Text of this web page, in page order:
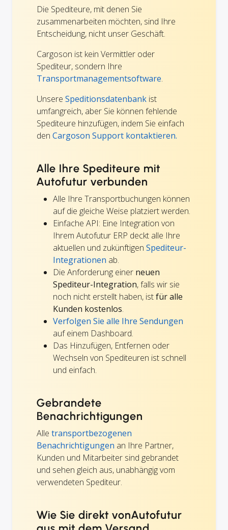
Die Spediteure, mit denen Sie
zusammenarbeiten möchten, sind Ihre
Entscheidung, nicht unser Geschäft.
Cargoson ist kein Vermittler oder
Spediteur, sondern Ihre
Transportmanagementsoftware.
Unsere Speditionsdatenbank ist
umfangreich, aber Sie können fehlende
Spediteure hinzufügen, indem Sie einfach
den Cargoson Support kontaktieren.
Alle Ihre Spediteure mit
Autofutur verbunden
Alle Ihre Transportbuchungen können
auf die gleiche Weise platziert werden.
Einfache API: Eine Integration von
Ihrem Autofutur ERP deckt alle Ihre
aktuellen und zukünftigen Spediteur-
Integrationen ab.
Die Anforderung einer neuen
Spediteur-Integration, falls wir sie
noch nicht erstellt haben, istfür alle
Kunden kostenlos.
Verfolgen Sie alle Ihre Sendungen
auf einem Dashboard.
Das Hinzufügen, Entfernen oder
Wechseln von Spediteuren ist schnell
und einfach.
Gebrandete
Benachrichtigungen
Alle transportbezogenen
Benachrichtigungen an Ihre Partner,
Kunden und Mitarbeiter sind gebrandet
und sehen gleich aus, unabhängig vom
verwendeten Spediteur.
Wie Sie direkt vonAutofutur